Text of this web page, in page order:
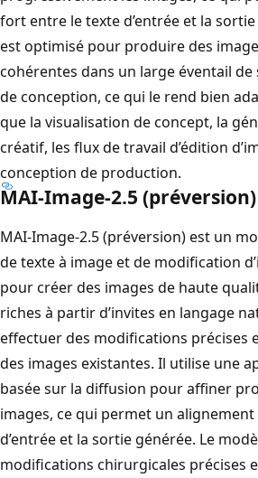
fort entre le texte d’entrée et la
est optimisé pour produire des
cohérentes dans un large éventail
de conception, ce qui le rend bien
que la visualisation de concept, la
créatif, les flux de travail d’édition
conception de production.
MAI-Image-2.5 (préversion)
MAI-Image-2.5 (préversion) est un
de texte à image et de modification
pour créer des images de haute
riches à partir d’invites en langage
effectuer des modifications précises
des images existantes. Il utilise une
basée sur la diffusion pour affiner
images, ce qui permet un
d’entrée et la sortie générée. Le
modifications chirurgicales précises